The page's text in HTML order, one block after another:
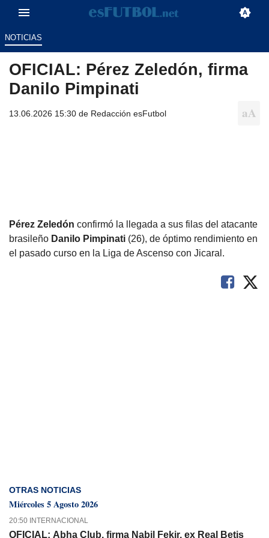
NOTICIAS
OFICIAL: Pérez Zeledón, firma
Danilo Pimpinati
13.06.2026 15:30 de Redacción esFutbol
Pérez Zeledón confirmó la llegada a sus filas del atacante
brasileño Danilo Pimpinati (26), de óptimo rendimiento en
el pasado curso en la Liga de Ascenso con Jicaral.
OTRAS NOTICIAS
Miércoles 5 Agosto 2026
20:50 INTERNACIONAL
OFICIAL: Abha Club, firma Nabil Fekir, ex Real Betis